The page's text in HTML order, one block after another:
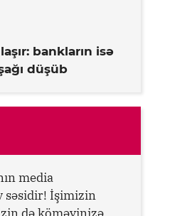
bankların isə
düşüb
media
səsidir! İşimizin